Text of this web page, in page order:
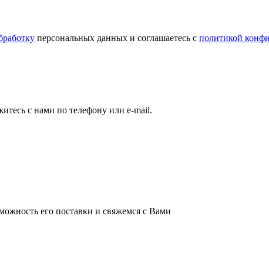
персональных данных и соглашаетесь c политикой
с нами по телефону или e-mail.
его поставки и свяжемся с Вами